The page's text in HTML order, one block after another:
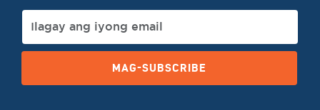
MAG-SUBSCRIBE